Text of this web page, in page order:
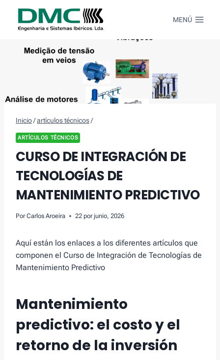
Contenido
MENÚ
Inicio/artículos técnicos/
ARTÍCULOS TÉCNICOS
CURSO DE INTEGRACIÓN DE
TECNOLOGÍAS DE
MANTENIMIENTO PREDICTIVO
Por Carlos Aroeira 22 por junio, 2026
Aquí están los enlaces a los diferentes artículos que
componen el Curso de Integración de Tecnologías de
Mantenimiento Predictivo
Mantenimiento
predictivo: el costo y el
retorno de la inversión